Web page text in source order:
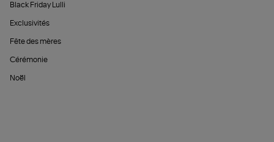
Black Friday Lulli
Exclusivités
Fête des mères
Cérémonie
Noël